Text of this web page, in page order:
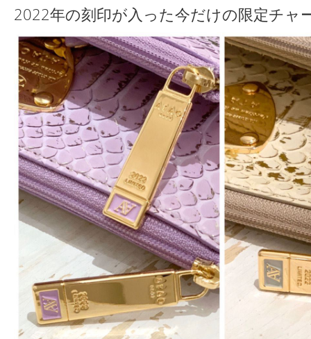
2022年の刻印が入った今だけの限定チャ